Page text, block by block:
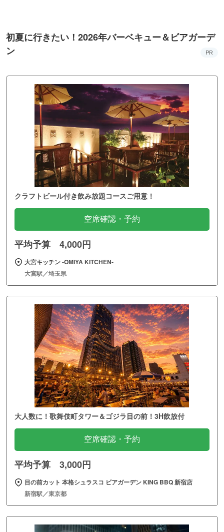
初夏に行きたい！2026年バーベキュー＆ビアガーデ
ン
PR
クラフトビール付き飲み放題コースご用意！
空席確認・予約
平均予算 4,000円
大宮キッチン ‐OMIYA KITCHEN‐
大宮駅／埼玉県
大人数に！歌舞伎町タワー＆ゴジラ目の前！3H飲放付
空席確認・予約
平均予算 3,000円
目の前カット 本格シュラスコ ビアガーデン KING BBQ 新宿店
新宿駅／東京都